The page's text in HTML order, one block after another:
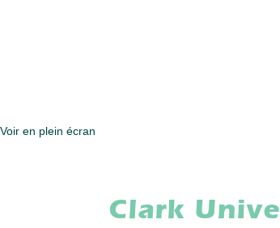
Voir en plein écran
Clark